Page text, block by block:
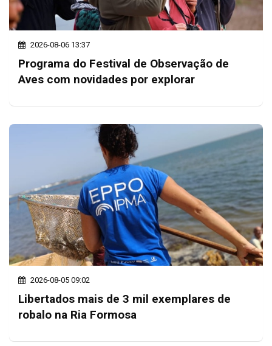
2026-08-06 13:37
Programa do Festival de Observação de
Aves com novidades por explorar
2026-08-05 09:02
Libertados mais de 3 mil exemplares de
robalo na Ria Formosa